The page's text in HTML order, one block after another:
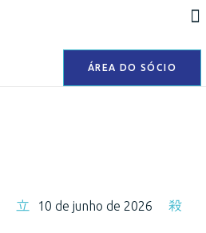
ÁREA DO SÓCIO
10 de junho de 2026